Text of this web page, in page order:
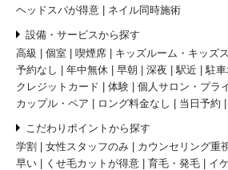
ヘッドスパが得意
ネイル同時施術
設備・サービスから探す
高級
個室 喫煙席 キッズルーム・キッズ
予約なし
年中無休 早朝 深夜 駅近 駐
クレジットカード
体験
個人サロン・プラ
カップル・ペア
ロング料金なし 当日予約
こだわりポイントから探す
学割
女性スタッフのみ カウンセリング重
早い
くせ毛カットが得意 育毛・発毛 イ